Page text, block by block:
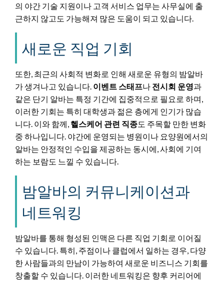
의 야간 기술 지원이나 고객 서비스 업무는 사무실에 출
근하지 않고도 가능해져 많은 도움이 되고 있습니다.
새로운 직업 기회
또한, 최근의 사회적 변화로 인해 새로운 유형의 밤알바
가 생겨나고 있습니다. 이벤트 스태프나 전시회 운영과
같은 단기 알바는 특정 기간에 집중적으로 필요로 하며,
이러한 기회는 특히 대학생과 젊은 층에게 인기가 많습
니다. 이와 함께, 헬스케어 관련 직종도 주목할 만한 변화
중 하나입니다. 야간에 운영되는 병원이나 요양원에서의
알바는 안정적인 수입을 제공하는 동시에, 사회에 기여
하는 보람도 느낄 수 있습니다.
밤알바의 커뮤니케이션과
네트워킹
밤알바를 통해 형성된 인맥은 다른 직업 기회로 이어질
수 있습니다. 특히, 주점이나 클럽에서 일하는 경우, 다양
한 사람들과의 만남이 가능하여 새로운 비즈니스 기회를
창출할 수 있습니다. 이러한 네트워킹은 향후 커리어에